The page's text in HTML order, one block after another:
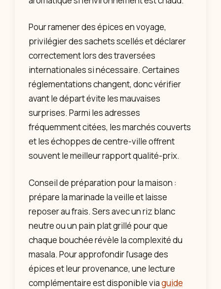
Pour ramener des épices en voyage,
privilégier des sachets scellés et déclarer
correctement lors des traversées
internationales si nécessaire. Certaines
réglementations changent, donc vérifier
avant le départ évite les mauvaises
surprises. Parmi les adresses
fréquemment citées, les marchés couverts
et les échoppes de centre-ville offrent
souvent le meilleur rapport qualité-prix.
Conseil de préparation pour la maison :
prépare la marinade la veille et laisse
reposer au frais. Sers avec un riz blanc
neutre ou un pain plat grillé pour que
chaque bouchée révèle la complexité du
masala. Pour approfondir l’usage des
épices et leur provenance, une lecture
complémentaire est disponible viaguide